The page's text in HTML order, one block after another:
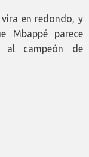
en redondo, y
Mbappé parece
al campeón de